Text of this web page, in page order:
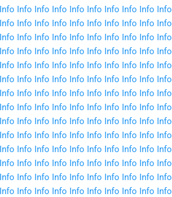
Info Info Info Info Info Info Info Info Info Info
Info Info Info Info Info Info Info Info Info Info
Info Info Info Info Info Info Info Info Info Info
Info Info Info Info Info Info Info Info Info Info
Info Info Info Info Info Info Info Info Info Info
Info Info Info Info Info Info Info Info Info Info
Info Info Info Info Info Info Info Info Info Info
Info Info Info Info Info Info Info Info Info Info
Info Info Info Info Info Info Info Info Info Info
Info Info Info Info Info Info Info Info Info Info
Info Info Info Info Info Info Info Info Info Info
Info Info Info Info Info Info Info Info Info Info
Info Info Info Info Info Info Info Info Info Info
Info Info Info Info Info Info Info Info Info Info